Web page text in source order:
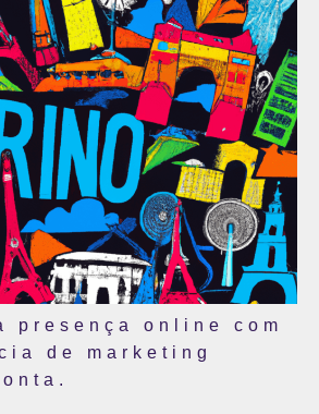
presença online com
de marketing